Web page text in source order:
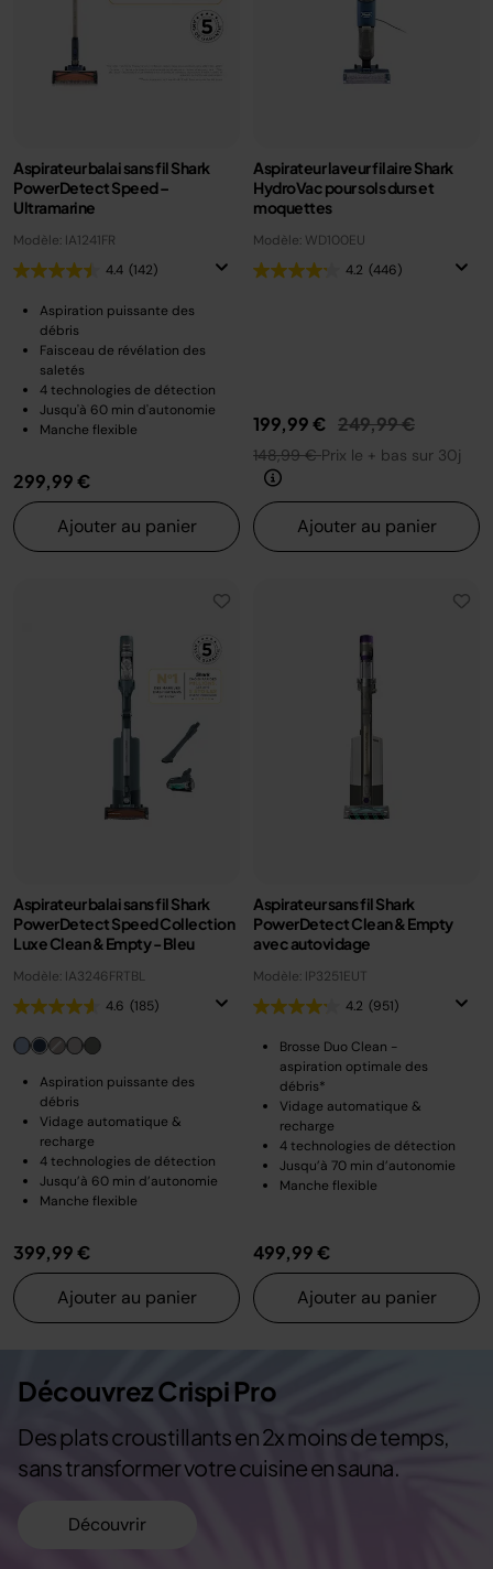
Aspirateur balai sans fil Shark
PowerDetect Speed –
Ultramarine
Modèle: IA1241FR
4.4 (142)
Aspiration puissante des
débris
Faisceau de révélation des
saletés
4 technologies de détection
Jusqu'à 60 min d'autonomie
Manche flexible
299,99 €
Ajouter au panier
Aspirateur laveur filaire Shark
HydroVac pour sols durs et
moquettes
Modèle: WD100EU
4.2 (446)
199,99 € Prix réduit de
249,99 €au
148,99 €Prix le + bas sur 30j
Ajouter au panier
Aspirateur balai sans fil Shark
PowerDetect Speed Collection
Luxe Clean & Empty - Bleu
Modèle: IA3246FRTBL
4.6 (185)
Aspiration puissante des
débris
Vidage automatique &
recharge
4 technologies de détection
Jusqu’à 60 min d’autonomie
Manche flexible
399,99 €
Ajouter au panier
Aspirateur sans fil Shark
PowerDetect Clean & Empty
avec autovidage
Modèle: IP3251EUT
4.2 (951)
Brosse Duo Clean -
aspiration optimale des
débris*
Vidage automatique &
recharge
4 technologies de détection
Jusqu’à 70 min d’autonomie
Manche flexible
499,99 €
Ajouter au panier
Découvrez Crispi Pro
Des plats croustillants en 2x moins de temps,
sans transformer votre cuisine en sauna.
Découvrir